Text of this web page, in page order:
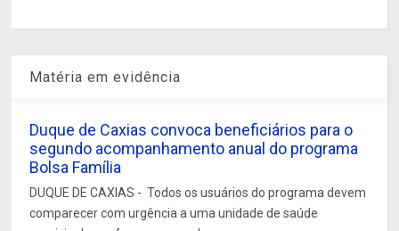
Matéria em evidência
Duque de Caxias convoca beneficiários para o
segundo acompanhamento anual do programa
Bolsa Família
DUQUE DE CAXIAS - Todos os usuários do programa devem
comparecer com urgência a uma unidade de saúde